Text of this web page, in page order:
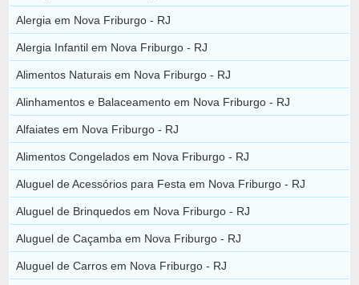
Alergia em Nova Friburgo - RJ
Alergia Infantil em Nova Friburgo - RJ
Alimentos Naturais em Nova Friburgo - RJ
Alinhamentos e Balaceamento em Nova Friburgo - RJ
Alfaiates em Nova Friburgo - RJ
Alimentos Congelados em Nova Friburgo - RJ
Aluguel de Acessórios para Festa em Nova Friburgo - RJ
Aluguel de Brinquedos em Nova Friburgo - RJ
Aluguel de Caçamba em Nova Friburgo - RJ
Aluguel de Carros em Nova Friburgo - RJ